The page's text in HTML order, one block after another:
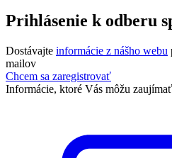
Prihlásenie k odberu
Dostávajte informácie z nášho webu
mailov
Chcem sa zaregistrovať
Informácie, ktoré Vás môžu zaujímať